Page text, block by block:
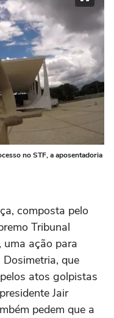
no STF, a aposentadoria
composta pelo
Tribunal
uma ação para
que
atos golpistas
Jair
pedem que a